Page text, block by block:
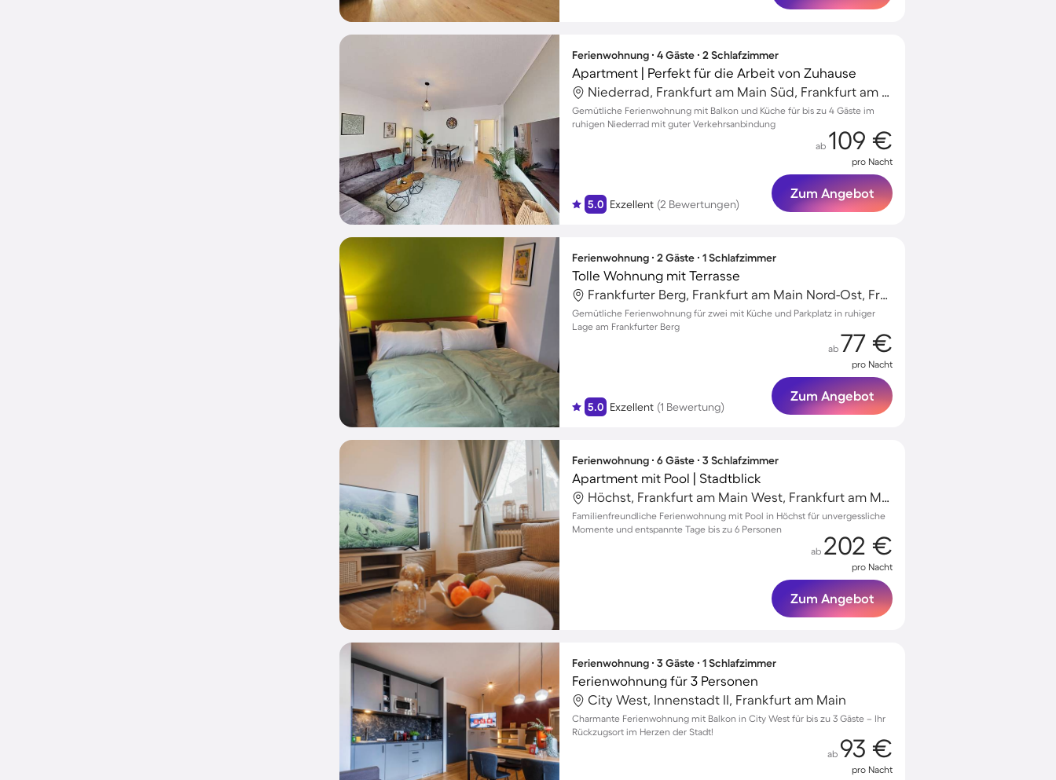
Ferienwohnung ∙ 4 Gäste ∙ 2 Schlafzimmer
Apartment | Perfekt für die Arbeit von Zuhause
Niederrad, Frankfurt am Main Süd, Frankfurt am Main
Gemütliche Ferienwohnung mit Balkon und Küche für bis zu 4 Gäste im
ruhigen Niederrad mit guter Verkehrsanbindung
5.0 Exzellent (2 Bewertungen)
ab 109 €
pro Nacht
Zum Angebot
Ferienwohnung ∙ 2 Gäste ∙ 1 Schlafzimmer
Tolle Wohnung mit Terrasse
Frankfurter Berg, Frankfurt am Main Nord-Ost, Frankfurt am Main
Gemütliche Ferienwohnung für zwei mit Küche und Parkplatz in ruhiger
Lage am Frankfurter Berg
5.0 Exzellent (1 Bewertung)
ab 77 €
pro Nacht
Zum Angebot
Ferienwohnung ∙ 6 Gäste ∙ 3 Schlafzimmer
Apartment mit Pool | Stadtblick
Höchst, Frankfurt am Main West, Frankfurt am Main
Familienfreundliche Ferienwohnung mit Pool in Höchst für unvergessliche
Momente und entspannte Tage bis zu 6 Personen
ab 202 €
pro Nacht
Zum Angebot
Ferienwohnung ∙ 3 Gäste ∙ 1 Schlafzimmer
Ferienwohnung für 3 Personen
City West, Innenstadt II, Frankfurt am Main
Charmante Ferienwohnung mit Balkon in City West für bis zu 3 Gäste – Ihr
Rückzugsort im Herzen der Stadt!
ab 93 €
pro Nacht